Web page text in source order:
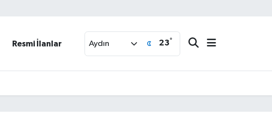
Resmi İlanlar Aydın 23°